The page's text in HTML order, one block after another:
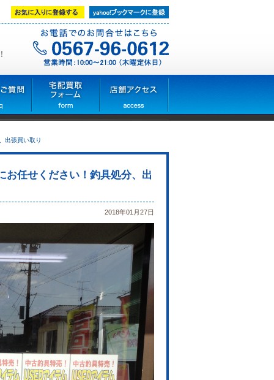
出張買い取り
お任せください！釣具処分、出
2018年01月27日